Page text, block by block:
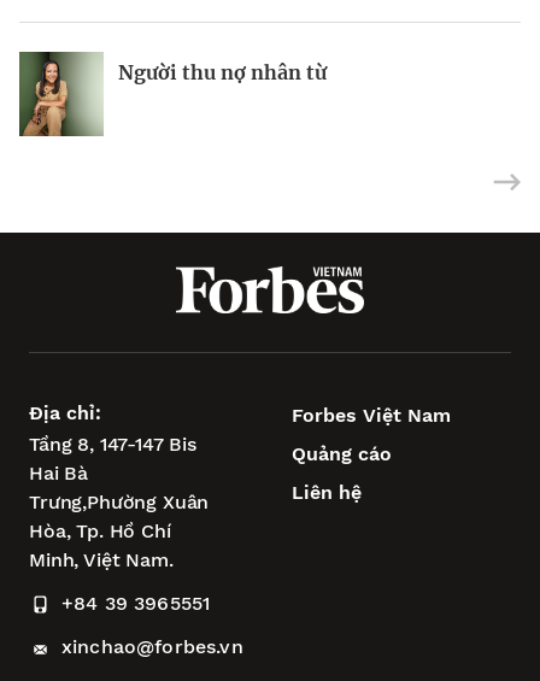
Người thu nợ nhân từ
Tỉ phú Les Wexner kiếm được 800 triệu
Kỳ lân AI Baichuan huy động thành
Địa chỉ:
Tầng 8, 147-147 Bis
Hai Bà
Trưng,Phường Xuân
Hòa,Tp. Hồ Chí
Minh, Việt Nam.
+84 39 3965551
xinchao@forbes.vn
Forbes Việt Nam
Quảng cáo
Liên hệ